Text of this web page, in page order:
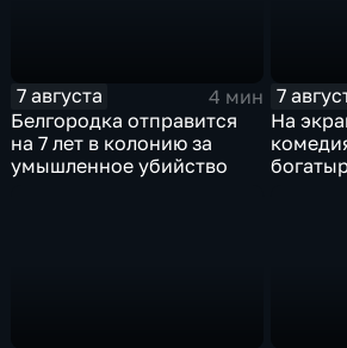
7 августа
4 мин
Белгородка отправится
на 7 лет в колонию за
умышленное убийство
7
На